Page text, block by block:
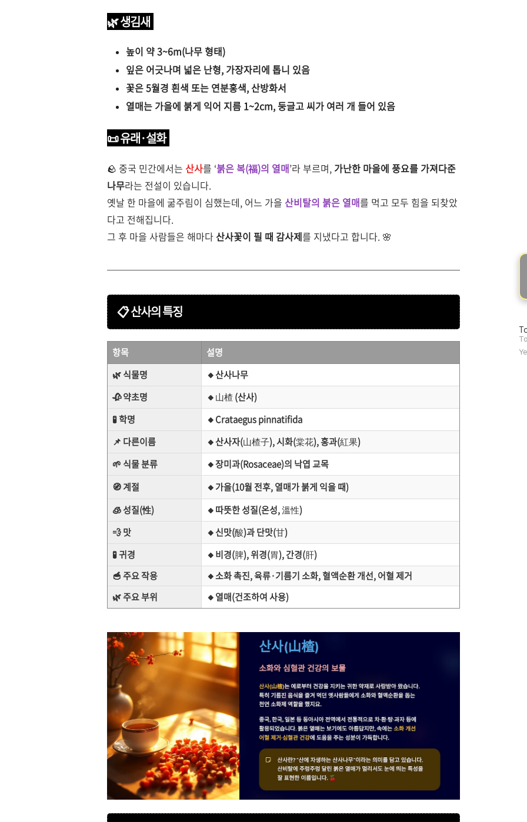
🌿 생김새
높이 약 3~6m(나무 형태)
잎은 어긋나며 넓은 난형, 가장자리에 톱니 있음
꽃은 5월경 흰색 또는 연분홍색, 산방화서
열매는 가을에 붉게 익어 지름 1~2cm, 둥글고 씨가 여러 개 들어 있음
📜 유래·설화
🪨 중국 민간에서는 산사를 ‘붉은 복(福)의 열매’라 부르며, 가난한 마을에 풍요를 가져다준
나무라는 전설이 있습니다.
옛날 한 마을에 굶주림이 심했는데, 어느 가을 산비탈의 붉은 열매를 먹고 모두 힘을 되찾았
다고 전해집니다.
그 후 마을 사람들은 해마다 산사꽃이 필 때 감사제를 지냈다고 합니다. 🌸
📋 산사의 특징
항목
설명
🌿 식물명
🔸산사나무
🥀 약초명
🔸山楂(산사)
🧪 학명
🔸Crataegus pinnatifida
📌 다른이름
🔸산사자(山楂子), 시화(棠花), 홍과(紅果)
🌱 식물 분류
🔸장미과(Rosaceae)의 낙엽 교목
🧭 계절
🔸가을(10월 전후, 열매가 붉게 익을 때)
🧊 성질(性)
🔸따뜻한 성질(온성,溫性)
💨 맛
🔸신맛(酸)과 단맛(甘)
🧪 귀경
🔸비경(脾), 위경(胃), 간경(肝)
🥣 주요 작용
🔸소화 촉진, 육류·기름기 소화, 혈액순환 개선, 어혈 제거
🌿 주요 부위
🔸열매(건조하여 사용)
방
문
자
수